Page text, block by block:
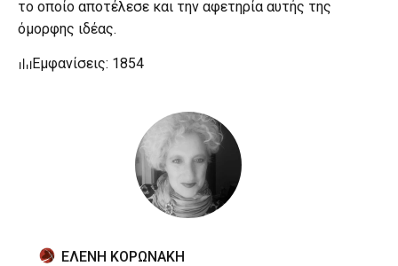
το οποίο αποτέλεσε και την αφετηρία αυτής της
όμορφης ιδέας.
Εμφανίσεις: 1854
ΕΛΕΝΗ ΚΟΡΩΝΑΚΗ